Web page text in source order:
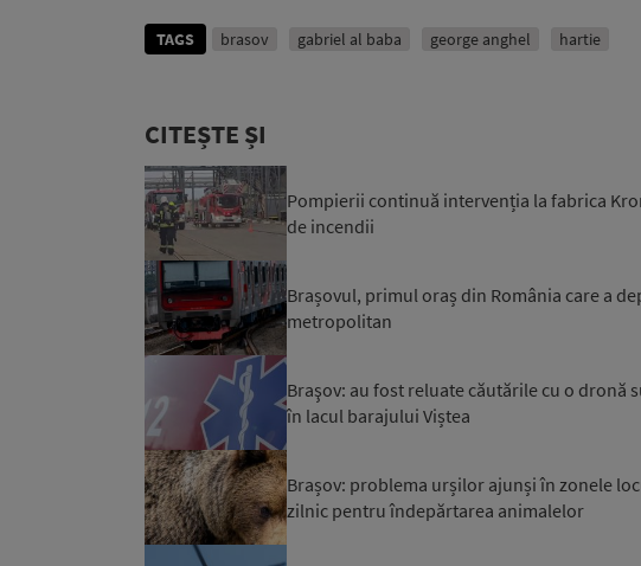
TAGS brasov gabriel al baba george anghel hartie
CITEȘTE ȘI
Pompierii continuă intervenția la fabrica
de incendii
Brașovul, primul oraș din România care a
metropolitan
Braşov: au fost reluate căutările cu o dronă
în lacul barajului Viștea
Brașov: problema urșilor ajunși în zonele
zilnic pentru îndepărtarea animalelor